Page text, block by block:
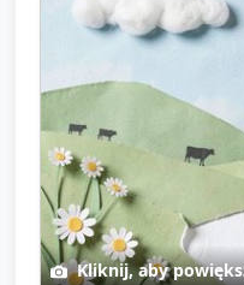
Kliknij, aby